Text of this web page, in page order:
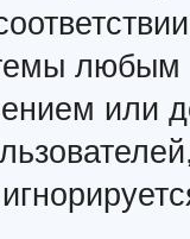
любым
или